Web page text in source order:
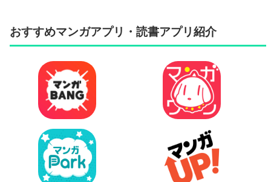
おすすめマンガアプリ・読書アプリ紹介